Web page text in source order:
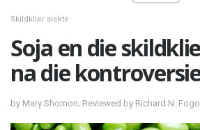
Skildklier siekte
Soja en die
na die
by Mary Shomon; Reviewed by Richard N.